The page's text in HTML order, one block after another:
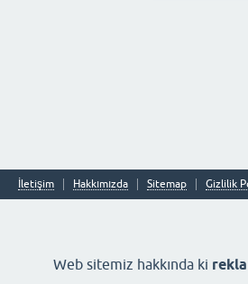
İletişim Hakkımızda Sitemap Gizlilik
Web sitemiz hakkında ki